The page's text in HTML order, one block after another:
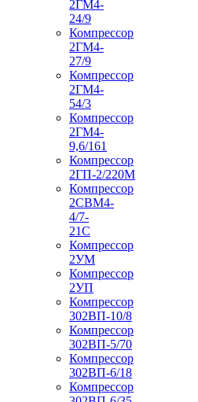
2ГМ4-
24/9
Компрессор
2ГМ4-
27/9
Компрессор
2ГМ4-
54/3
Компрессор
2ГМ4-
9,6/161
Компрессор
2ГП-2/220М
Компрессор
2СВМ4-
4/7-
21С
Компрессор
2УМ
Компрессор
2УП
Компрессор
302ВП-10/8
Компрессор
302ВП-5/70
Компрессор
302ВП-6/18
Компрессор